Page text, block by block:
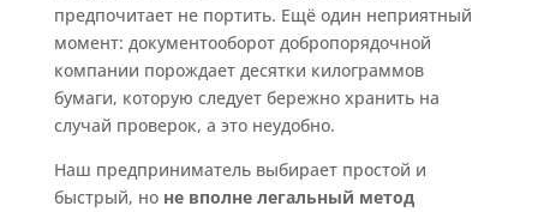
предпочитает не портить. Ещё один неприятный
момент: документооборот добропорядочной
компании порождает десятки килограммов
бумаги, которую следует бережно хранить на
случай проверок, а это неудобно.
Наш предприниматель выбирает простой и
быстрый, но не вполне легальный метод